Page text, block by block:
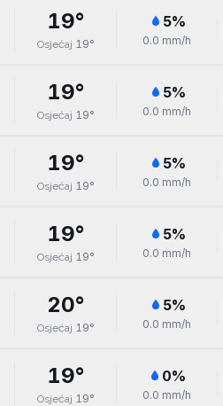
19°
Osjećaj 19°
5%
0.0 mm/h
19°
Osjećaj 19°
5%
0.0 mm/h
19°
Osjećaj 19°
5%
0.0 mm/h
19°
Osjećaj 19°
5%
0.0 mm/h
20°
Osjećaj 19°
5%
0.0 mm/h
19°
Osjećaj 19°
0%
0.0 mm/h